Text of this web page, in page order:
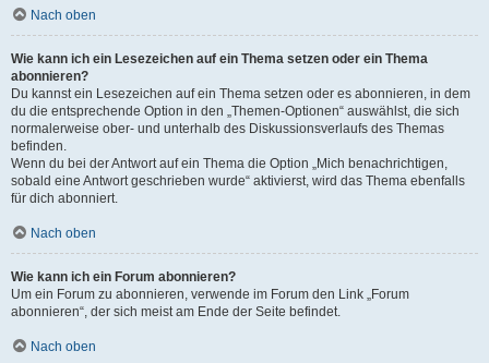
Nach oben
Wie kann ich ein Lesezeichen auf ein Thema setzen oder ein Thema
abonnieren?
Du kannst ein Lesezeichen auf ein Thema setzen oder es abonnieren, in dem
du die entsprechende Option in den „Themen-Optionen“ auswählst, die sich
normalerweise ober- und unterhalb des Diskussionsverlaufs des Themas
befinden.
Wenn du bei der Antwort auf ein Thema die Option „Mich benachrichtigen,
sobald eine Antwort geschrieben wurde“ aktivierst, wird das Thema ebenfalls
für dich abonniert.
Nach oben
Wie kann ich ein Forum abonnieren?
Um ein Forum zu abonnieren, verwende im Forum den Link „Forum
abonnieren“, der sich meist am Ende der Seite befindet.
Nach oben